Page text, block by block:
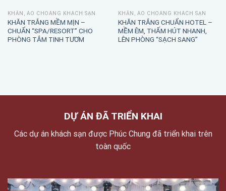
KHĂN, ÁO CHOÀNG KHÁCH SẠN
KHĂN TRẮNG MỀM MỊN –
CHUẨN “SPA/RESORT” CHO
PHÒNG TẮM TINH TƯƠM
KHĂN, ÁO CHOÀNG KHÁCH SẠN
KHĂN TRẮNG CHUẨN HOTEL –
MỀM ÊM, THẤM HÚT NHANH,
LÊN PHÒNG “SẠCH SANG”
DỰ ÁN ĐÃ TRIỂN KHAI
Các dự án khách sạn được Phúc Chung đã triển khai trên
toàn quốc